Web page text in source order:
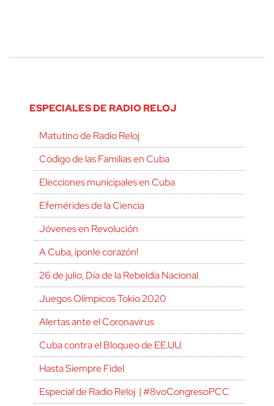
ESPECIALES DE RADIO RELOJ
Matutino de Radio Reloj
Código de las Familias en Cuba
Elecciones municipales en Cuba
Efemérides de la Ciencia
Jóvenes en Revolución
A Cuba, ¡ponle corazón!
26 de julio, Día de la Rebeldía Nacional
Juegos Olímpicos Tokio 2020
Alertas ante el Coronavirus
Cuba contra el Bloqueo de EE.UU.
Hasta Siempre Fidel
Especial de Radio Reloj | #8voCongresoPCC